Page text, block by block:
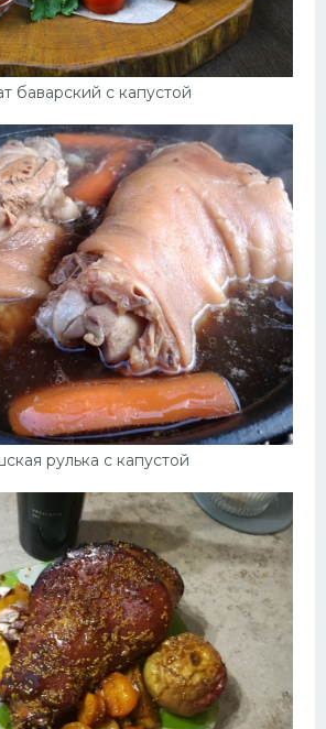
баварский с капустой
рулька с капустой